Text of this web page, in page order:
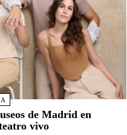
de Madrid en
vivo